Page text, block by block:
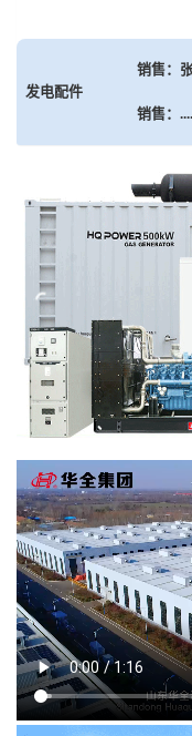
发电配件
销售：
销售：